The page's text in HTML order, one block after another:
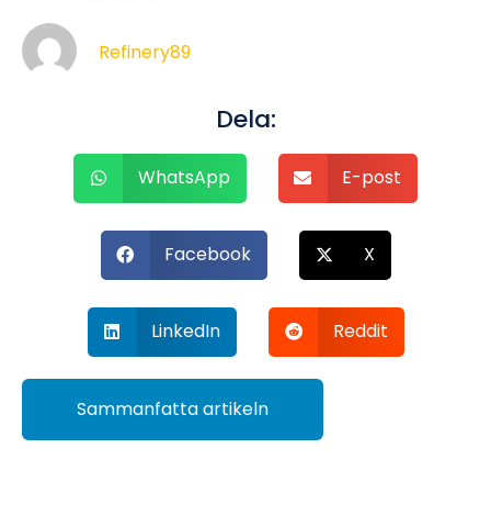
Refinery89
Dela:
WhatsApp E-post
Facebook X
LinkedIn Reddit
Sammanfatta artikeln